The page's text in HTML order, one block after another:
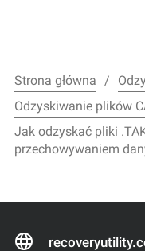
Strona główna
Odzyskiwanie plików
Jak odzyskać pliki
przechowywaniem